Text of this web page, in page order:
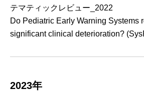
テマティックレビュー_2022
Do Pediatric Early Warning Systems
significant clinical deterioration?
2023年